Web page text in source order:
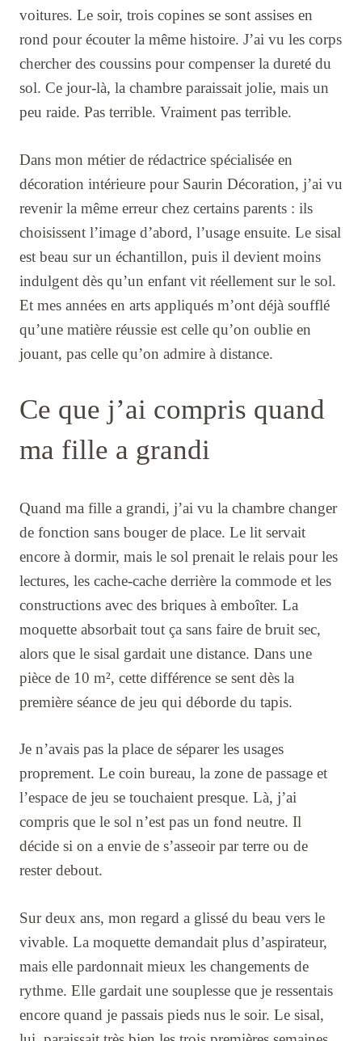
voitures. Le soir, trois copines se sont assises en
rond pour écouter la même histoire. J’ai vu les corps
chercher des coussins pour compenser la dureté du
sol. Ce jour-là, la chambre paraissait jolie, mais un
peu raide. Pas terrible. Vraiment pas terrible.
Dans mon métier de rédactrice spécialisée en
décoration intérieure pour Saurin Décoration, j’ai vu
revenir la même erreur chez certains parents : ils
choisissent l’image d’abord, l’usage ensuite. Le sisal
est beau sur un échantillon, puis il devient moins
indulgent dès qu’un enfant vit réellement sur le sol.
Et mes années en arts appliqués m’ont déjà soufflé
qu’une matière réussie est celle qu’on oublie en
jouant, pas celle qu’on admire à distance.
Ce que j’ai compris quand
ma fille a grandi
Quand ma fille a grandi, j’ai vu la chambre changer
de fonction sans bouger de place. Le lit servait
encore à dormir, mais le sol prenait le relais pour les
lectures, les cache-cache derrière la commode et les
constructions avec des briques à emboîter. La
moquette absorbait tout ça sans faire de bruit sec,
alors que le sisal gardait une distance. Dans une
pièce de 10 m², cette différence se sent dès la
première séance de jeu qui déborde du tapis.
Je n’avais pas la place de séparer les usages
proprement. Le coin bureau, la zone de passage et
l’espace de jeu se touchaient presque. Là, j’ai
compris que le sol n’est pas un fond neutre. Il
décide si on a envie de s’asseoir par terre ou de
rester debout.
Sur deux ans, mon regard a glissé du beau vers le
vivable. La moquette demandait plus d’aspirateur,
mais elle pardonnait mieux les changements de
rythme. Elle gardait une souplesse que je ressentais
encore quand je passais pieds nus le soir. Le sisal,